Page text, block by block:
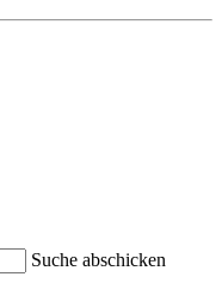
Suche abschicken